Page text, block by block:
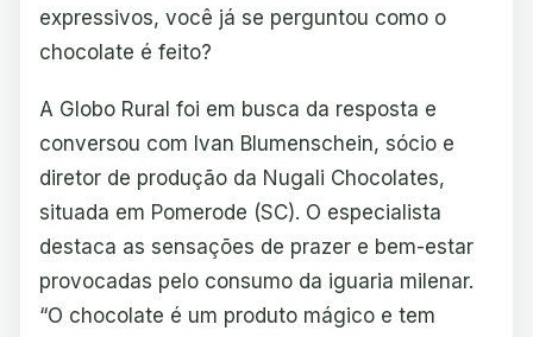
expressivos, você já se perguntou como o
chocolate é feito?
A Globo Rural foi em busca da resposta e
conversou com Ivan Blumenschein, sócio e
diretor de produção da Nugali Chocolates,
situada em Pomerode (SC). O especialista
destaca as sensações de prazer e bem-estar
provocadas pelo consumo da iguaria milenar.
“O chocolate é um produto mágico e tem